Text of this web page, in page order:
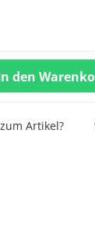
den
Artikel?